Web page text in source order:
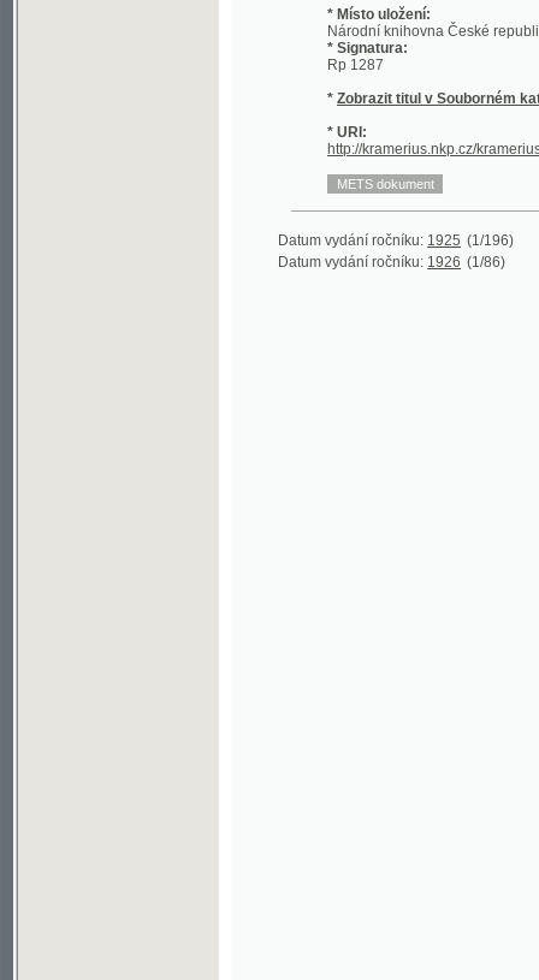
Zobrazit titul v Souborném katalogu
* URI:
Datum vydání ročníku:1926 (1/86)